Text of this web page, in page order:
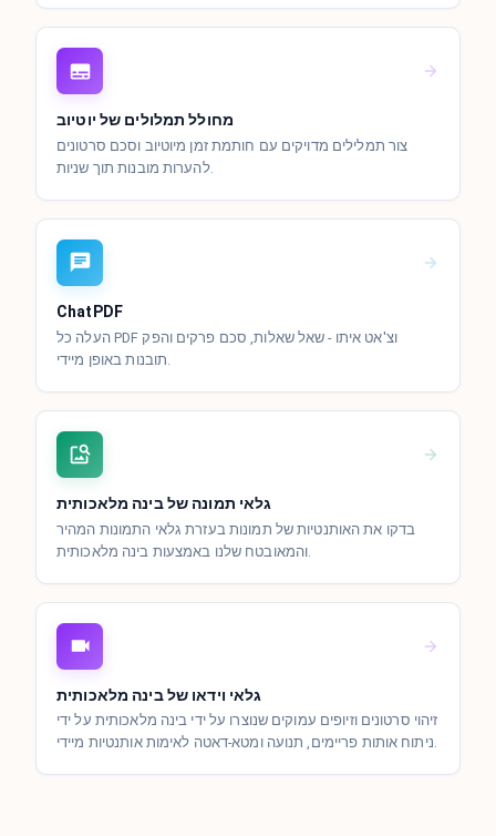
מחולל תמלולים של יוטיוב
צור תמלילים מדויקים עם חותמת זמן מיוטיוב וסכם סרטונים
להערות מובנות תוך שניות.
ChatPDF
העלה כל PDF וצ'אט איתו - שאל שאלות, סכם פרקים והפק
גלאי תמונה של בינה מלאכותית
בדקו את האותנטיות של תמונות בעזרת גלאי התמונות המהיר
גלאי וידאו של בינה מלאכותית
זיהוי סרטונים וזיופים עמוקים שנוצרו על ידי בינה מלאכותית על ידי
ניתוח אותות פריימים, תנועה ומטא-דאטה לאימות אותנטיות מיידי.